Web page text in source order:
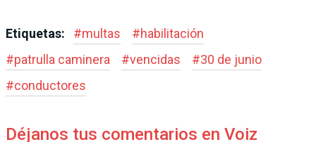
Etiquetas: #multas #habilitación
#patrulla caminera #vencidas #30 de junio
#conductores
Déjanos tus comentarios en Voiz